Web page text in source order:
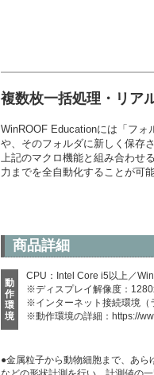
複数枚一括処理・リア
WinROOF Educationには「フォ
や、そのフォルダに新しく保存
上記のマクロ機能と組み合わせ
力までを全自動化することが可
商品詳細
動
作
環
境
CPU：Intel Core i5以上／
※ディスプレイ解像度：
※インターネット接続環境（
※動作環境の詳細： https://
●金属粒子から動物細胞まで、あ